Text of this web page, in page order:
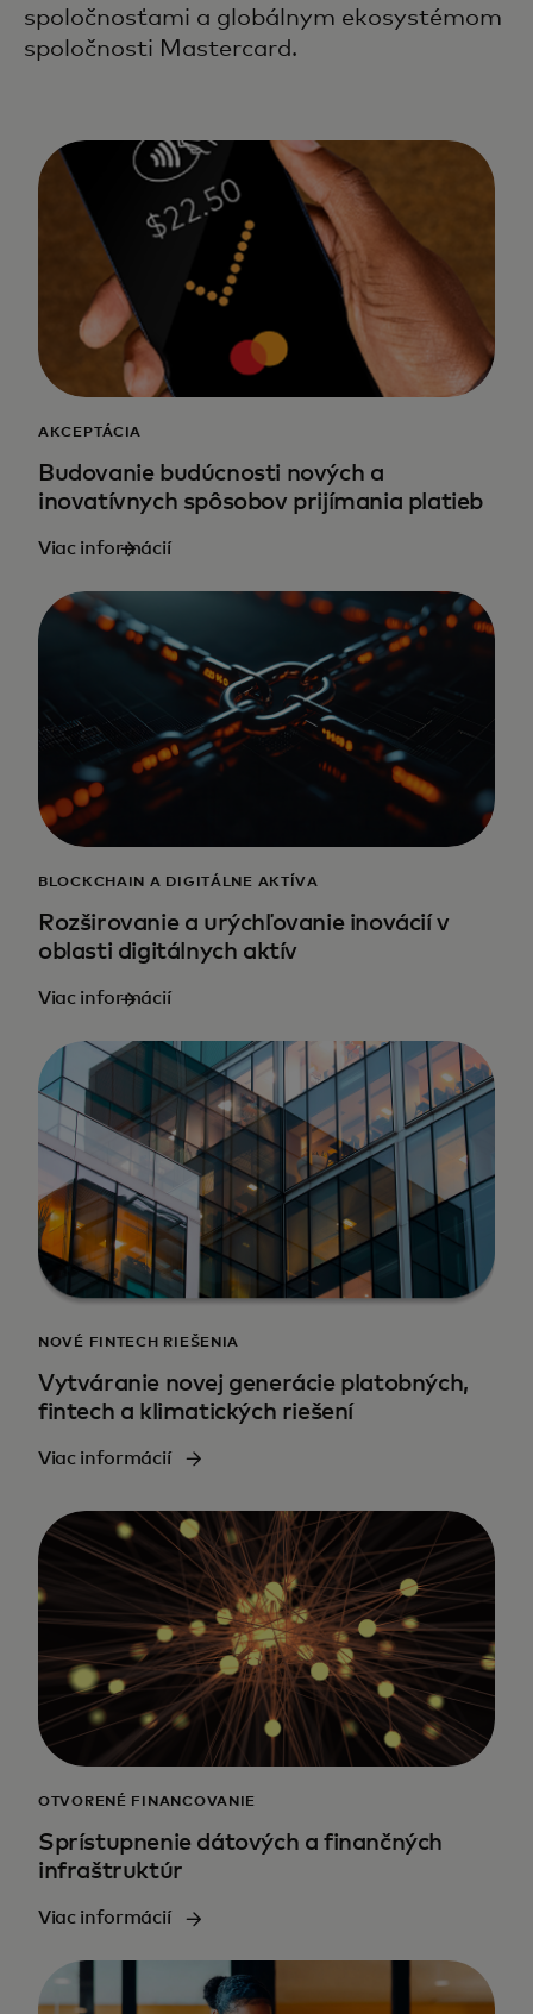
spoločnosťami a globálnym ekosystémom
spoločnosti Mastercard.
AKCEPTÁCIA
Budovanie budúcnosti nových a
inovatívnych spôsobov prijímania platieb
Viac informácií
BLOCKCHAIN A DIGITÁLNE AKTÍVA
Rozširovanie a urýchľovanie inovácií v
oblasti digitálnych aktív
Viac informácií
NOVÉ FINTECH RIEŠENIA
Vytváranie novej generácie platobných,
fintech a klimatických riešení
Viac informácií
OTVORENÉ FINANCOVANIE
Sprístupnenie dátových a finančných
infraštruktúr
Viac informácií